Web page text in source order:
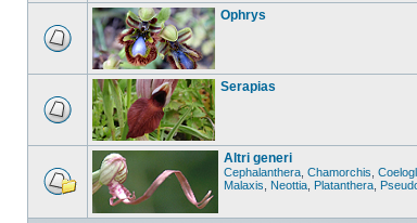
Ophrys
Serapias
Altri generi
Cephalanthera Chamorchis
Malaxis
Neottia Platanthera